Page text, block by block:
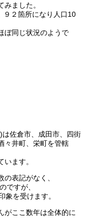
ました。
９２箇所になり人口10
ぼ同じ状況のようで
佐倉市、成田市、四街
々井町、栄町を管轄
ます。
表記がなく、
ですが、
象を受けます。
がここ数年は全体的に